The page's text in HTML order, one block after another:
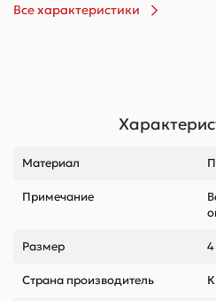
Все характеристики
Материал
Примечание
Размер
Страна производитель